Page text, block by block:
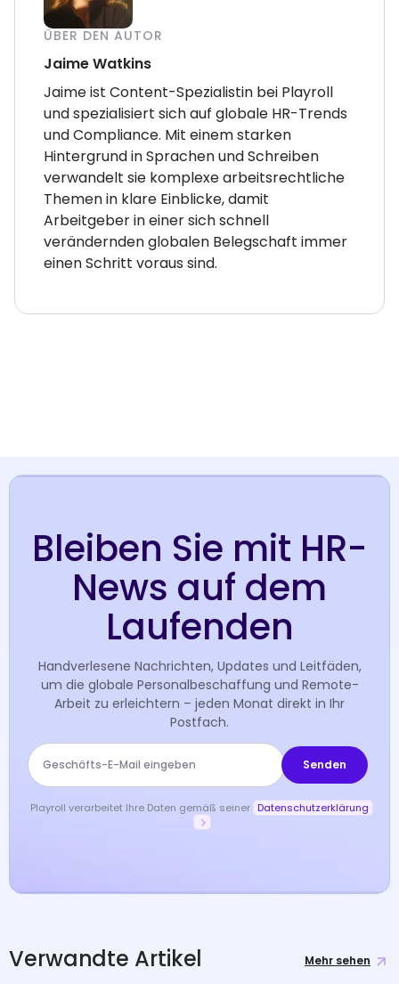
ÜBER DEN AUTOR
Jaime Watkins
Jaime ist Content-Spezialistin bei Playroll
und spezialisiert sich auf globale HR-Trends
und Compliance. Mit einem starken
Hintergrund in Sprachen und Schreiben
verwandelt sie komplexe arbeitsrechtliche
Themen in klare Einblicke, damit
Arbeitgeber in einer sich schnell
verändernden globalen Belegschaft immer
einen Schritt voraus sind.
Bleiben Sie mit HR-
News auf dem
Laufenden
Handverlesene Nachrichten, Updates und Leitfäden,
um die globale Personalbeschaffung und Remote-
Arbeit zu erleichtern – jeden Monat direkt in Ihr
Postfach.
Playroll verarbeitet Ihre Daten gemäß seiner Datenschutzerklärung
Verwandte Artikel Mehr sehen